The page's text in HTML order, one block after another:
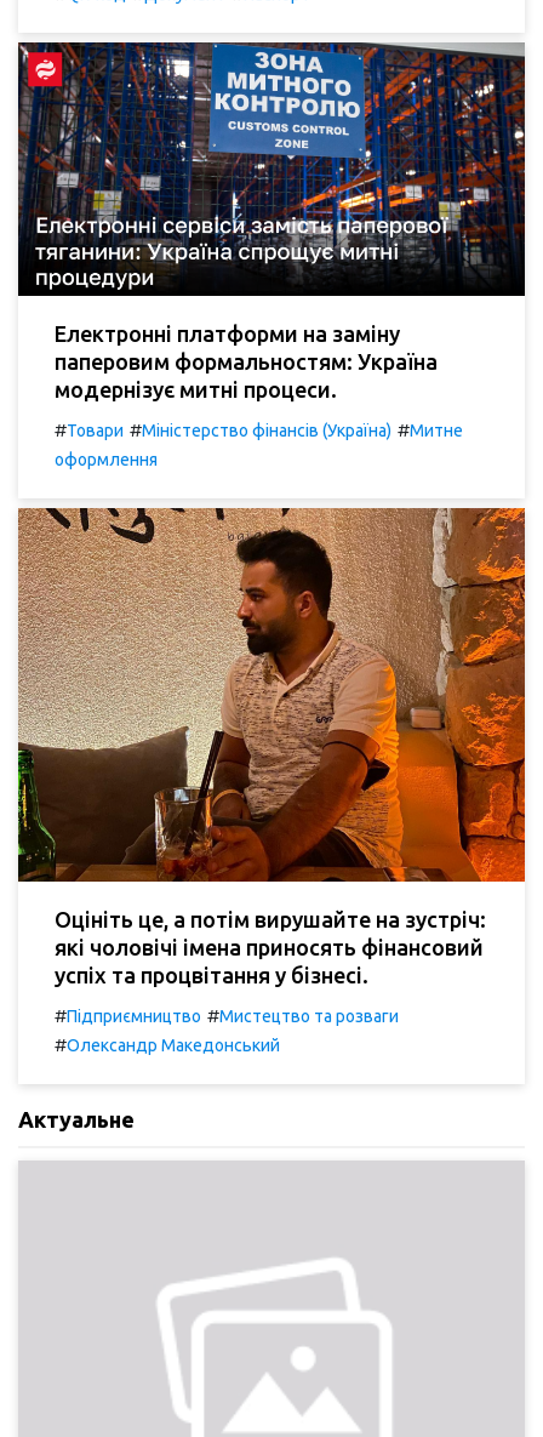
Електронні платформи на заміну
паперовим формальностям: Україна
модернізує митні процеси.
#Товари #Міністерство фінансів (Україна) #Митне
оформлення
Оцініть це, а потім вирушайте на зустріч:
які чоловічі імена приносять фінансовий
успіх та процвітання у бізнесі.
#Підприємництво #Мистецтво та розваги
#Олександр Македонський
Актуальне